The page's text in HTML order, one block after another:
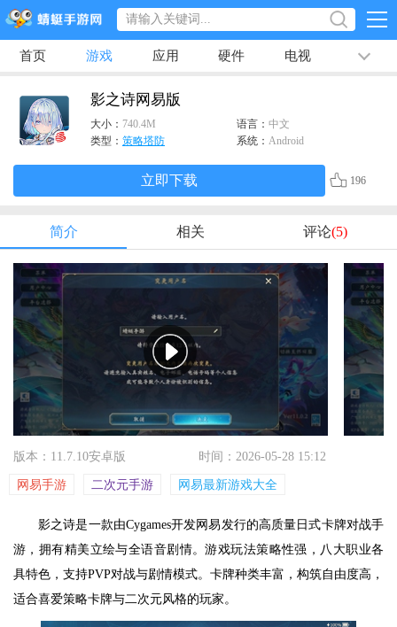
首页 游戏 应用 硬件 电视 排行榜
影之诗网易版
大小： 740.4M 语言： 中文
类型： 策略塔防 系统： Android
立即下载 196
简介 相关 评论(5)
版本：11.7.10安卓版 时间：2026-05-28 15:12
网易手游 二次元手游 网易最新游戏大全
影之诗是一款由Cygames开发网易发行的高质量日式卡牌对战手
游，拥有精美立绘与全语音剧情。游戏玩法策略性强，八大职业各
具特色，支持PVP对战与剧情模式。卡牌种类丰富，构筑自由度高，
适合喜爱策略卡牌与二次元风格的玩家。